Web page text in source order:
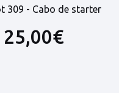
309 - Cabo de starter
25,00€